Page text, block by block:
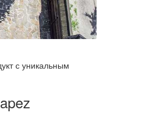
с уникальным